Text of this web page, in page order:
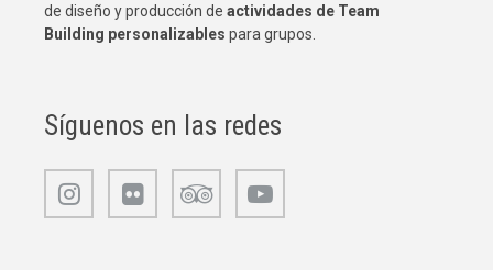
de diseño y producción de actividades de Team
Building personalizables para grupos.
Síguenos en las redes